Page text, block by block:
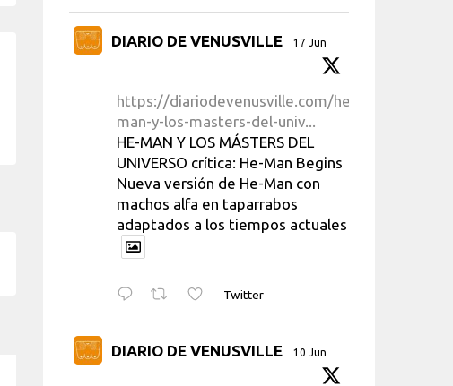
DIARIO DE VENUSVILLE 17 Jun
https://diariodevenusville.com/he-
man-y-los-masters-del-univ...
HE-MAN Y LOS MÁSTERS DEL
UNIVERSO crítica: He-Man Begins
Nueva versión de He-Man con
machos alfa en taparrabos
adaptados a los tiempos actuales
Twitter
DIARIO DE VENUSVILLE 10 Jun